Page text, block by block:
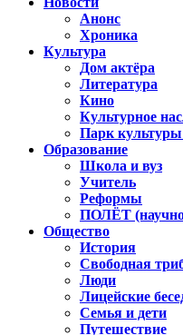
Анонс
Хроника
Культура
Дом актёра
Литература
Кино
Культурное
Парк
Образование
Школа и вуз
Учитель
Реформы
ПОЛЁТ
Общество
История
Свободная
Люди
Лицейские
Семья и дети
Путешествие